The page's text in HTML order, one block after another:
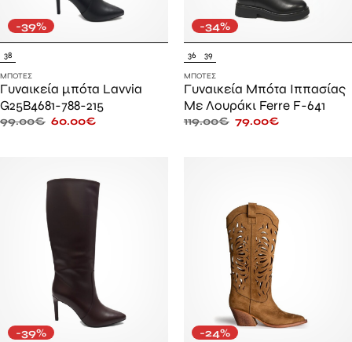
-39%
38
ΜΠΌΤΕΣ
Γυναικεία μπότα Lavvia
G25B4681-788-215
99.00€ 60.00€
-34%
36 39
ΜΠΌΤΕΣ
Γυναικεία Μπότα Ιππασίας
Με Λουράκι Ferre F-641
119.00€ 79.00€
-39% -24%